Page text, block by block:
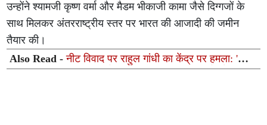
उन्होंने श्यामजी कृष्ण वर्मा और मैडम भीकाजी कामा जैसे दिग्गजों के
साथ मिलकर अंतरराष्ट्रीय स्तर पर भारत की आजादी की जमीन
तैयार की।
Also Read -नीट विवाद पर राहुल गांधी का केंद्र पर हमला: 'शिक्षा
बजट से ज्यादा नीट पर खर्च, फिर भी पेपर लीक पर कार्रवाई नहीं